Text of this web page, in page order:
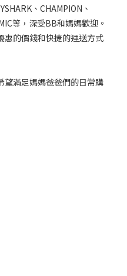
、CHAMPION、
等，深受BB和媽媽歡迎。
惠的價錢和快捷的運送方式
望滿足媽媽爸爸們的日常購